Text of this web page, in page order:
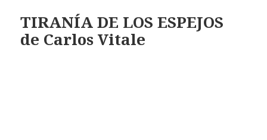
TIRANÍA DE LOS ESPEJOS
de Carlos Vitale